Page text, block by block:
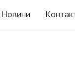
одягу»
Новини